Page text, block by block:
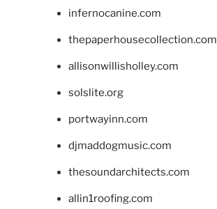
infernocanine.com
thepaperhousecollection.com
allisonwillisholley.com
solslite.org
portwayinn.com
djmaddogmusic.com
thesoundarchitects.com
allin1roofing.com